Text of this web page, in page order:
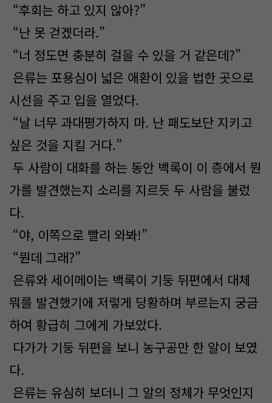
“후회는 하고 있지 않아?”
“난 못 걷겠더라.”
“너 정도면 충분히 걸을 수 있을 거 같은데?”
은류는 포용심이 넓은 애환이 있을 법한 곳으로
시선을 주고 입을 열었다.
“날 너무 과대평가하지 마. 난 패도보단 지키고
싶은 것을 지킬 거다.”
두 사람이 대화를 하는 동안 백록이 이 층에서 뭔
가를 발견했는지 소리를 지르듯 두 사람을 불렀
다.
“야, 이쪽으로 빨리 와봐!”
“뭔데 그래?”
은류와 세이메이는 백록이 기둥 뒤편에서 대체
뭐를 발견했기에 저렇게 당황하며 부르는지 궁금
하여 황급히 그에게 가보았다.
다가가 기둥 뒤편을 보니 농구공만 한 알이 보였
다.
은류는 유심히 보더니 그 알의 정체가 무엇인지